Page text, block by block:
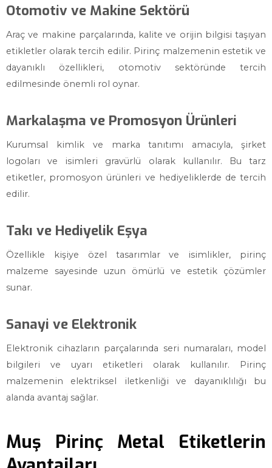
Otomotiv ve Makine Sektörü
Araç ve makine parçalarında, kalite ve orijin bilgisi taşıyan
etikletler olarak tercih edilir. Pirinç malzemenin estetik ve
dayanıklı özellikleri, otomotiv sektöründe tercih
edilmesinde önemli rol oynar.
Markalaşma ve Promosyon Ürünleri
Kurumsal kimlik ve marka tanıtımı amacıyla, şirket
logoları ve isimleri gravürlü olarak kullanılır. Bu tarz
etiketler, promosyon ürünleri ve hediyeliklerde de tercih
edilir.
Takı ve Hediyelik Eşya
Özellikle kişiye özel tasarımlar ve isimlikler, pirinç
malzeme sayesinde uzun ömürlü ve estetik çözümler
sunar.
Sanayi ve Elektronik
Elektronik cihazların parçalarında seri numaraları, model
bilgileri ve uyarı etiketleri olarak kullanılır. Pirinç
malzemenin elektriksel iletkenliği ve dayanıklılığı bu
alanda avantaj sağlar.
Muş Pirinç Metal Etiketlerin